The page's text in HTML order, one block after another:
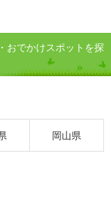
おでかけスポットを探
岡山県